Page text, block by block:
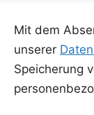
Mit dem
unserer
Speicherung